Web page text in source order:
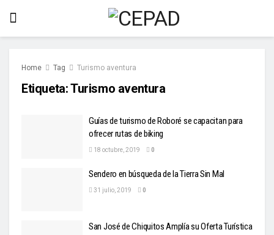
Home Tag Turismo aventura
Etiqueta:Turismo aventura
Guías de turismo de Roboré se capacitan para
ofrecer rutas de biking
18 octubre, 2019 0
Sendero en búsqueda de la Tierra Sin Mal
31 julio, 2019 0
San José de Chiquitos Amplía su Oferta Turística